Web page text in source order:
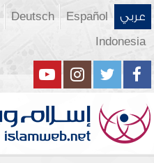
عربي Español
Deutsch
Indonesia